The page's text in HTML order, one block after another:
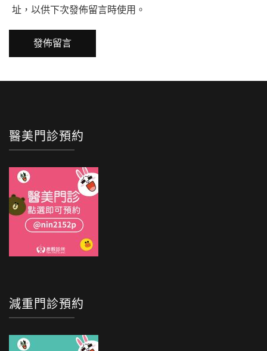
址，以供下次發佈留言時使用。
醫美門診預約
減重門診預約